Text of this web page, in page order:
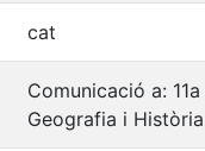
cat
Comunicació a:
Geografia i